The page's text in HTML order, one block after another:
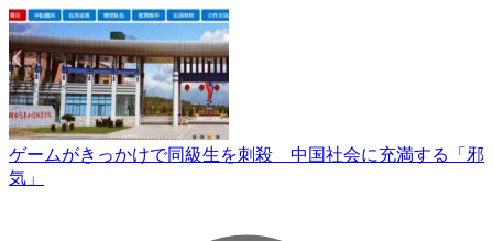
ゲームがきっかけで同級生を刺殺 中国社会に充満する「邪
気」